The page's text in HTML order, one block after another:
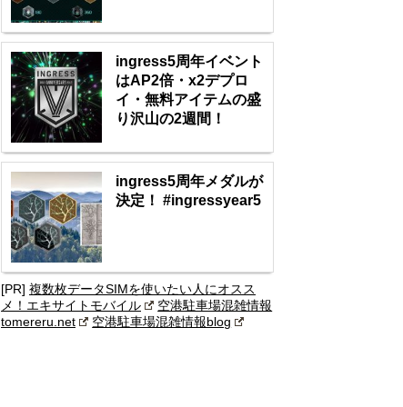
ingress5周年イベント
はAP2倍・x2デプロ
イ・無料アイテムの盛
り沢山の2週間！
ingress5周年メダルが
決定！ #ingressyear5
[PR] 複数枚データSIMを使いたい人にオスス
メ！エキサイトモバイル
空港駐車場混雑情報
tomereru.net
空港駐車場混雑情報blog